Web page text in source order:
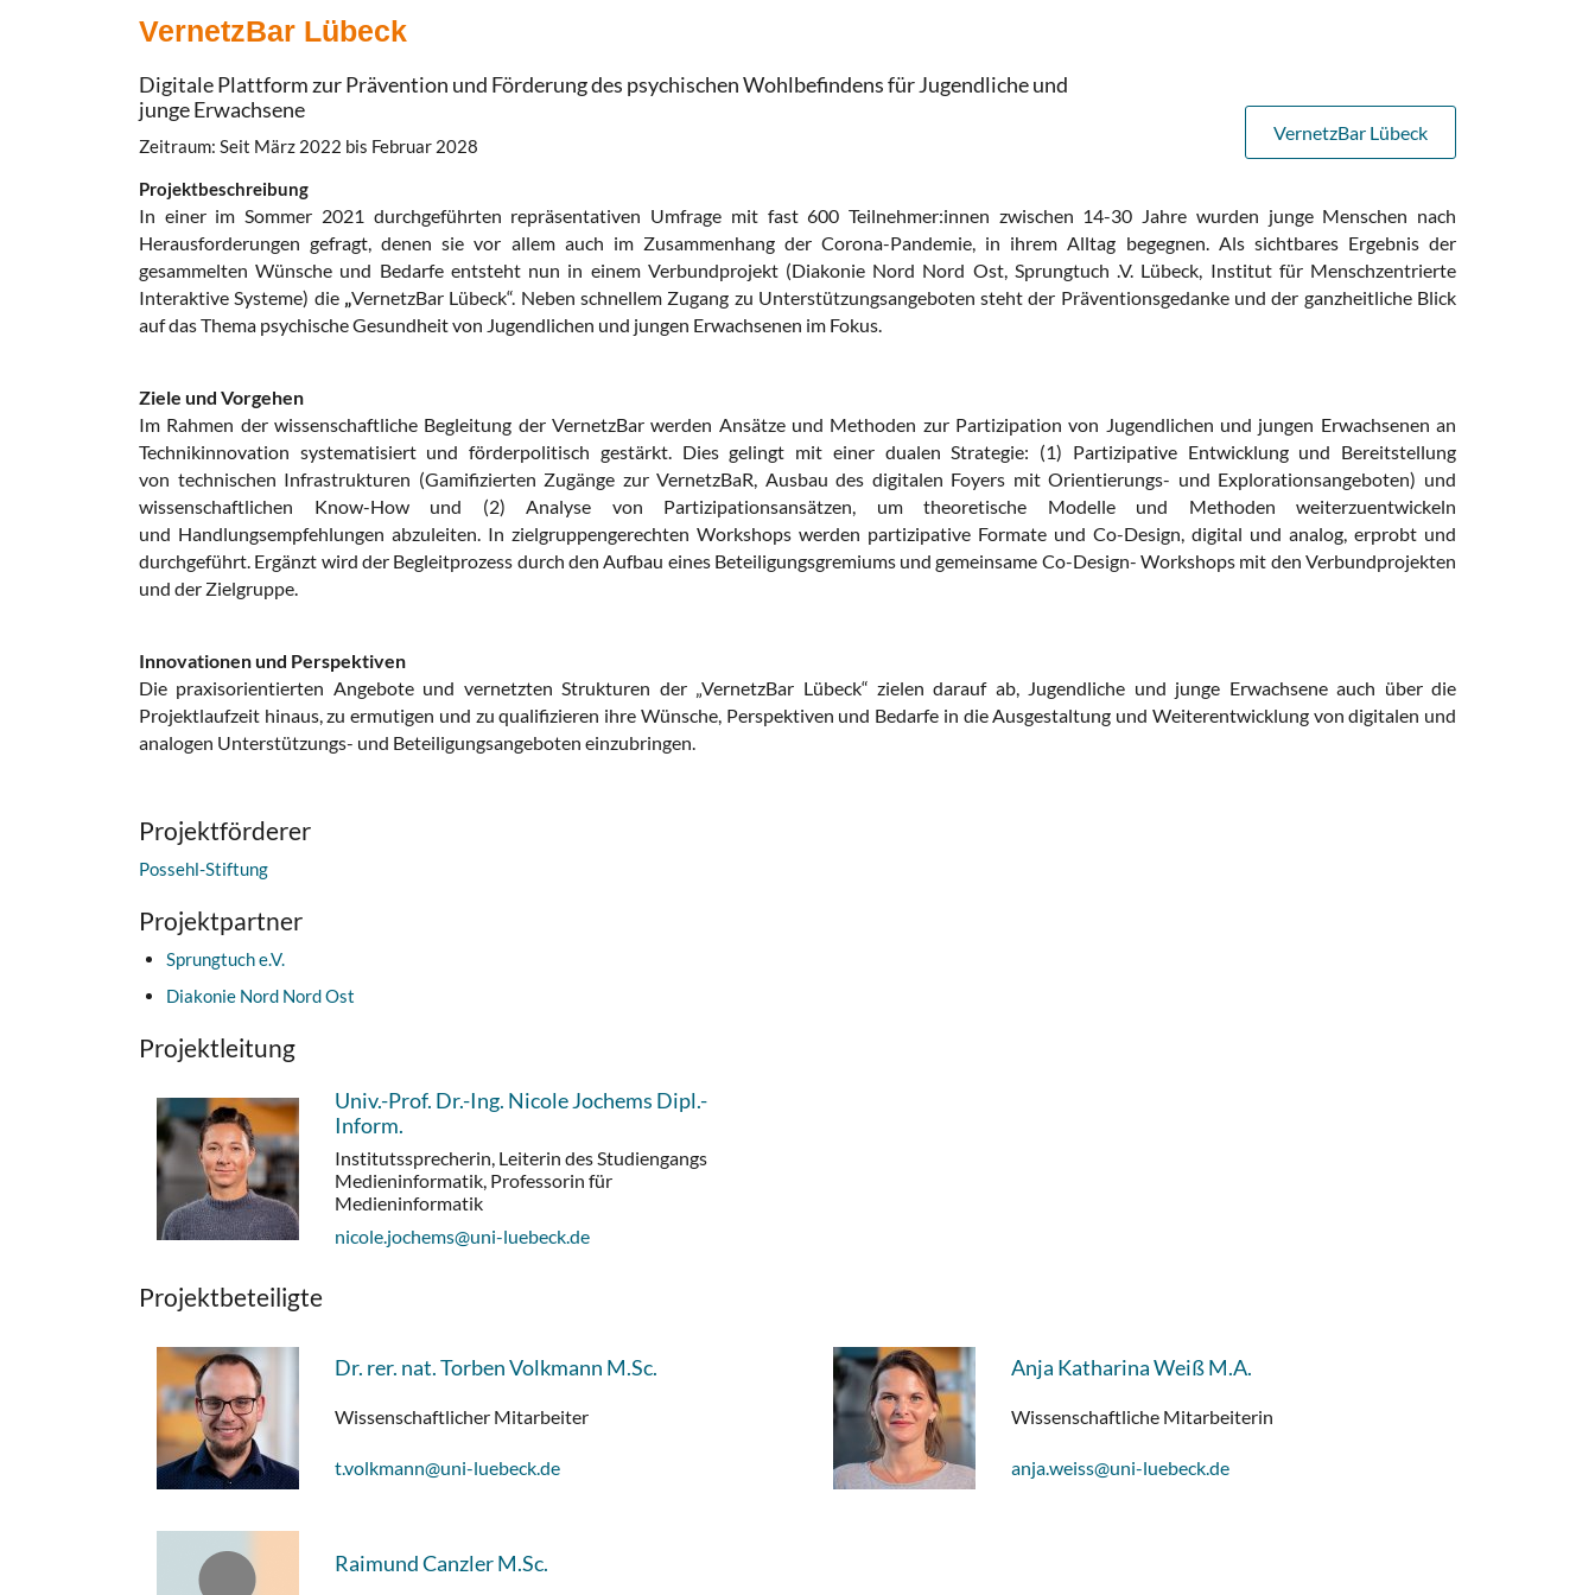
VernetzBar Lübeck
Digitale Plattform zur Prävention und Förderung des psychischen Wohlbefindens für Jugendliche und
junge Erwachsene
Zeitraum: Seit März 2022 bis Februar 2028
VernetzBar Lübeck
Projektbeschreibung
In einer im Sommer 2021 durchgeführten repräsentativen Umfrage mit fast 600 Teilnehmer:innen zwischen 14-30 Jahre wurden junge Menschen nach
Herausforderungen gefragt, denen sie vor allem auch im Zusammenhang der Corona-Pandemie, in ihrem Alltag begegnen. Als sichtbares Ergebnis der
gesammelten Wünsche und Bedarfe entsteht nun in einem Verbundprojekt (Diakonie Nord Nord Ost, Sprungtuch .V. Lübeck, Institut für Menschzentrierte
Interaktive Systeme) die „VernetzBar Lübeck“. Neben schnellem Zugang zu Unterstützungsangeboten steht der Präventionsgedanke und der ganzheitliche Blick
auf das Thema psychische Gesundheit von Jugendlichen und jungen Erwachsenen im Fokus.
Ziele und Vorgehen
Im Rahmen der wissenschaftliche Begleitung der VernetzBar werden Ansätze und Methoden zur Partizipation von Jugendlichen und jungen Erwachsenen an
Technikinnovation systematisiert und förderpolitisch gestärkt. Dies gelingt mit einer dualen Strategie: (1) Partizipative Entwicklung und Bereitstellung
von technischen Infrastrukturen (Gamifizierten Zugänge zur VernetzBaR, Ausbau des digitalen Foyers mit Orientierungs- und Explorationsangeboten) und
wissenschaftlichen Know-How
und (2) Analyse von
Partizipationsansätzen, um theoretische Modelle und Methoden weiterzuentwickeln
und Handlungsempfehlungen abzuleiten. In zielgruppengerechten Workshops werden partizipative Formate und Co-Design, digital und analog, erprobt und
durchgeführt. Ergänzt wird der Begleitprozess durch den Aufbau eines Beteiligungsgremiums und gemeinsame Co-Design- Workshops mit den Verbundprojekten
und der Zielgruppe.
Innovationen und Perspektiven
Die praxisorientierten Angebote und vernetzten Strukturen der „VernetzBar Lübeck“ zielen darauf ab, Jugendliche und junge Erwachsene auch über die
Projektlaufzeit hinaus, zu ermutigen und zu qualifizieren ihre Wünsche, Perspektiven und Bedarfe in die Ausgestaltung und Weiterentwicklung von digitalen und
analogen Unterstützungs- und Beteiligungsangeboten einzubringen.
Projektförderer
Possehl-Stiftung
Projektpartner
Sprungtuch e.V.
Diakonie Nord Nord Ost
Projektleitung
Univ.-Prof. Dr.-Ing. Nicole Jochems Dipl.-
Inform.
Institutssprecherin, Leiterin des Studiengangs
Medieninformatik, Professorin für
Medieninformatik
nicole.jochems@uni-luebeck.de
Projektbeteiligte
Dr. rer. nat. Torben Volkmann M.Sc.
Wissenschaftlicher Mitarbeiter
t.volkmann@uni-luebeck.de
Anja Katharina Weiß M.A.
Wissenschaftliche Mitarbeiterin
anja.weiss@uni-luebeck.de
Raimund Canzler M.Sc.